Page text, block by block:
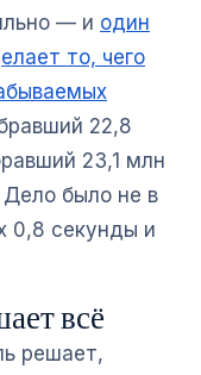
— и один
то, чего
22,8
23,1 млн
Дело было не в
0,8 секунды и
всё
решает,